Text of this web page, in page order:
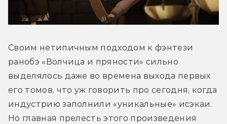
Своим нетипичным подходом к фэнтези
ранобэ «Волчица и пряности» сильно
выделялось даже во времена выхода первых
его томов, что уж говорить про сегодня, когда
индустрию заполнили «уникальные» исэкаи.
Но главная прелесть этого произведения